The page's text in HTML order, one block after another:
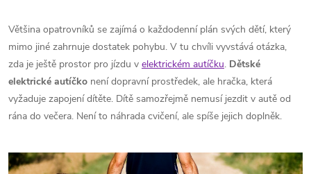
Většina opatrovníků se zajímá o každodenní plán svých dětí, který
mimo jiné zahrnuje dostatek pohybu. V tu chvíli vyvstává otázka,
zda je ještě prostor pro jízdu v elektrickém autíčku. Dětské
elektrické autíčko není dopravní prostředek, ale hračka, která
vyžaduje zapojení dítěte. Dítě samozřejmě nemusí jezdit v autě od
rána do večera. Není to náhrada cvičení, ale spíše jejich doplněk.